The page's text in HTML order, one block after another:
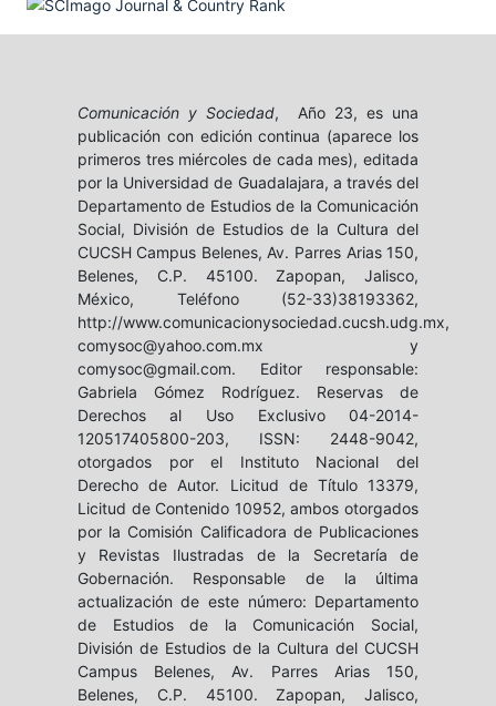
Comunicación y Sociedad, Año 23, es una
publicación con edición continua (aparece los
primeros tres miércoles de cada mes), editada
por la Universidad de Guadalajara, a través del
Departamento de Estudios de la Comunicación
Social, División de Estudios de la Cultura del
CUCSH Campus Belenes, Av. Parres Arias 150,
Belenes, C.P. 45100. Zapopan, Jalisco,
México, Teléfono (52-33)38193362,
http://www.comunicacionysociedad.cucsh.udg.mx,
comysoc@yahoo.com.mx y
comysoc@gmail.com. Editor responsable:
Gabriela Gómez Rodríguez. Reservas de
Derechos al Uso Exclusivo 04-2014-
120517405800-203, ISSN: 2448-9042,
otorgados por el Instituto Nacional del
Derecho de Autor. Licitud de Título 13379,
Licitud de Contenido 10952, ambos otorgados
por la Comisión Calificadora de Publicaciones
y Revistas Ilustradas de la Secretaría de
Gobernación. Responsable de la última
actualización de este número: Departamento
de Estudios de la Comunicación Social,
División de Estudios de la Cultura del CUCSH
Campus Belenes, Av. Parres Arias 150,
Belenes, C.P. 45100. Zapopan, Jalisco,